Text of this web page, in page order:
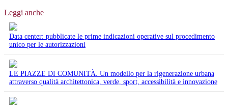
Leggi anche
Data center: pubblicate le prime indicazioni operative sul procedimento
unico per le autorizzazioni
LE PIAZZE DI COMUNITÀ. Un modello per la rigenerazione urbana
attraverso qualità architettonica, verde, sport, accessibilità e innovazione